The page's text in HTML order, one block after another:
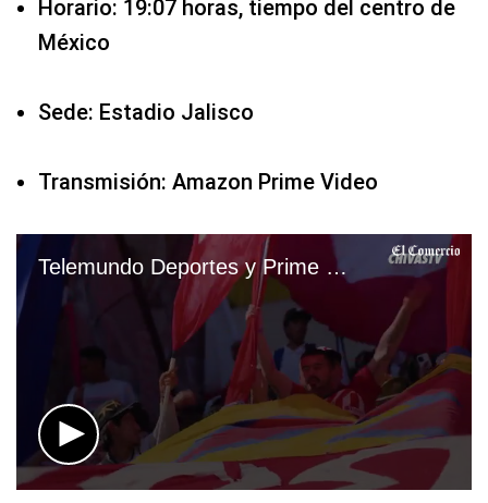
Horario: 19:07 horas, tiempo del centro de
México
Sede: Estadio Jalisco
Transmisión: Amazon Prime Video
Telemundo Deportes y Prime VIDEO EN VIVO — ver transmisión Chivas de Guadalajara vs. Cruz Azul por Fútbol Tv y Online